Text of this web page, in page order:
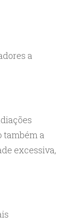
a
também a
excessiva,